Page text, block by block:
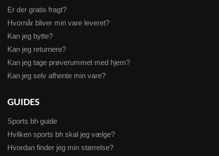
Er der gratis fragt?
Hvornår bliver min vare leveret?
Kan jeg bytte?
Kan jeg returnere?
Kan jeg tage prøverummet med hjem?
Kan jeg selv afhente min vare?
GUIDES
Sports bh guide
Hvilken sports bh skal jeg vælge?
Hvordan finder jeg min størrelse?